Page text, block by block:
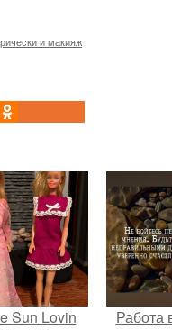
и макияж
Sun Lovin
Работа